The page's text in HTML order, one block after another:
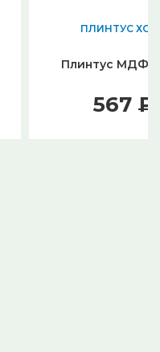
ПЛИНТУС
Плинтус МДФ
567 ₽